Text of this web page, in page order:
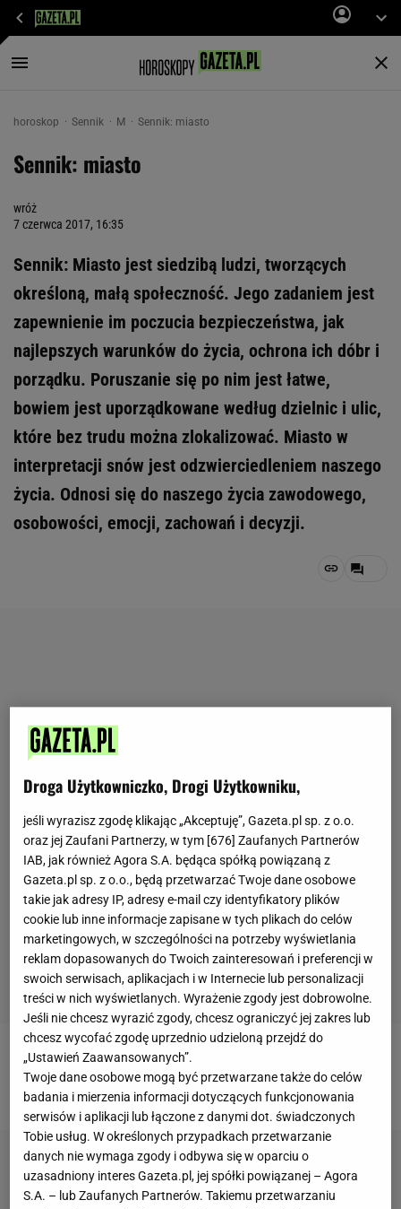
horoskop Sennik M Sennik: miasto
Sennik: miasto
wróż
7 czerwca 2017, 16:35
Sennik: Miasto jest siedzibą ludzi, tworzących
określoną, małą społeczność. Jego zadaniem jest
zapewnienie im poczucia bezpieczeństwa, jak
najlepszych warunków do życia, ochrona ich dóbr i
porządku. Poruszanie się po nim jest łatwe,
bowiem jest uporządkowane według dzielnic i ulic,
które bez trudu można zlokalizować. Miasto w
interpretacji snów jest odzwierciedleniem naszego
życia. Odnosi się do naszego życia zawodowego,
osobowości, emocji, zachowań i decyzji.
Opuszczone miasto- czujemy się samotni, brakuje
nam towarzystwa i więzi z innymi ludźmi.
Droga Użytkowniczko, Drogi Użytkowniku,
jeśli wyrazisz zgodę klikając „Akceptuję”, Gazeta.pl sp. z o.o.
oraz jej Zaufani Partnerzy, w tym [676] Zaufanych Partnerów
IAB, jak również Agora S.A. będąca spółką powiązaną z
Gazeta.pl sp. z o.o., będą przetwarzać Twoje dane osobowe
takie jak adresy IP, adresy e-mail czy identyfikatory plików
cookie lub inne informacje zapisane w tych plikach do celów
marketingowych, w szczególności na potrzeby wyświetlania
reklam dopasowanych do Twoich zainteresowań i preferencji w
swoich serwisach, aplikacjach i w Internecie lub personalizacji
treści w nich wyświetlanych. Wyrażenie zgody jest dobrowolne.
Jeśli nie chcesz wyrazić zgody, chcesz ograniczyć jej zakres lub
chcesz wycofać zgodę uprzednio udzieloną przejdź do
„Ustawień Zaawansowanych”.
Twoje dane osobowe mogą być przetwarzane także do celów
badania i mierzenia informacji dotyczących funkcjonowania
serwisów i aplikacji lub łączone z danymi dot. świadczonych
Tobie usług. W określonych przypadkach przetwarzanie
danych nie wymaga zgody i odbywa się w oparciu o
uzasadniony interes Gazeta.pl, jej spółki powiązanej – Agora
S.A. – lub Zaufanych Partnerów. Takiemu przetwarzaniu